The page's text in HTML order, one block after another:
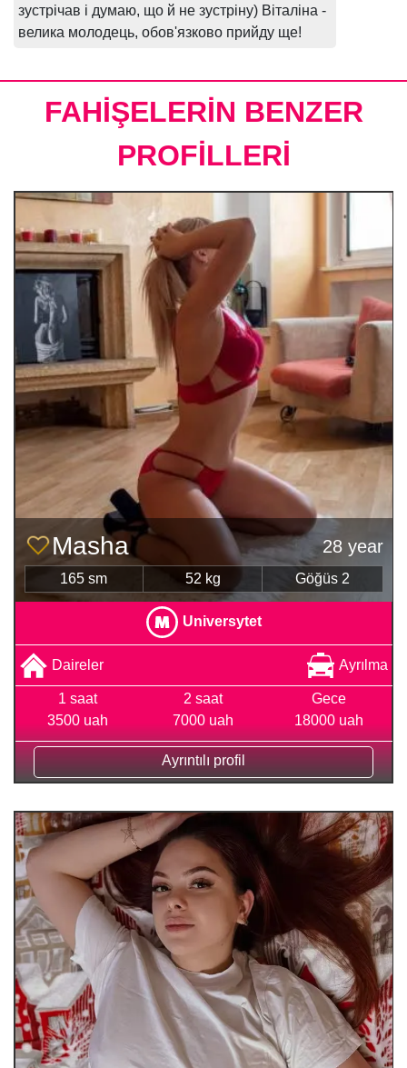
зустрічав і думаю, що й не зустріну) Віталіна -
велика молодець, обов'язково прийду ще!
FAHİŞELERİN BENZER
PROFİLLERİ
Masha 28 year
165 sm 52 kg Göğüs 2
Universytet
Daireler Ayrılma
1 saat
3500 uah
2 saat
7000 uah
Gece
18000 uah
Ayrıntılı profil